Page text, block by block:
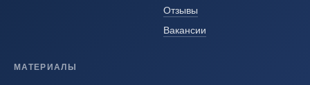
Отзывы
Вакансии
МАТЕРИАЛЫ